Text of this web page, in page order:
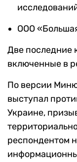
ООО
Две последние
включенные в
По версии
выступал
Украине,
респондентом